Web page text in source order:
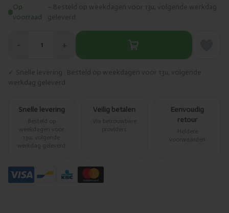
Op
voorraad
– Besteld op weekdagen voor 13u, volgende werkdag
geleverd
− 1 +
✓ Snelle levering · Besteld op weekdagen voor 13u, volgende
werkdag geleverd
Snelle levering
Besteld op
weekdagen voor
13u, volgende
werkdag geleverd
Veilig betalen
Via betrouwbare
providers
Eenvoudig
retour
Heldere
voorwaarden